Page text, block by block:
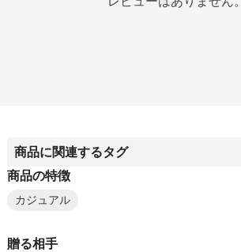
商品に関連するタグ
商品の特徴
カジュアル
贈る相手